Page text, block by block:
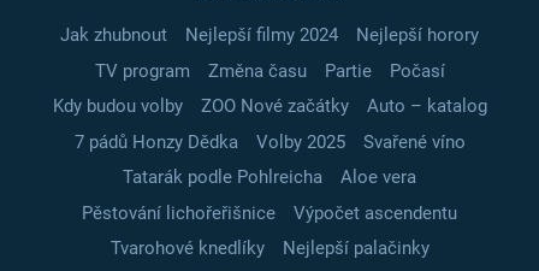
Jak zhubnout Nejlepší filmy 2024
Nejlepší horory
TV program
Změna času Partie
Počasí
Kdy budou volby
ZOO Nové začátky
Auto – katalog
7 pádů Honzy Dědka
Volby 2025
Svařené víno
Tatarák podle Pohlreicha
Aloe vera
Pěstování lichořeřišnice
Výpočet ascendentu
Tvarohové knedlíky
Nejlepší palačinky